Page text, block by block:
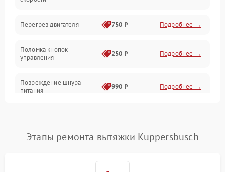
Перегрев двигателя 750 ₽ Подробнее →
Поломка кнопок
управления
250 ₽ Подробнее →
Повреждение шнура
питания
990 ₽ Подробнее →
Этапы ремонта вытяжки Kuppersbusch